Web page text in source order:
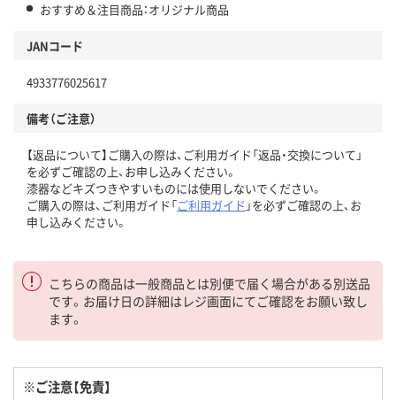
おすすめ＆注目商品：オリジナル商品
JANコード
4933776025617
備考（ご注意）
【返品について】ご購入の際は、ご利用ガイド「返品・交換について」
を必ずご確認の上、お申し込みください。
漆器などキズつきやすいものには使用しないでください。
ご購入の際は、ご利用ガイド「ご利用ガイド 」を必ずご確認の上、お
申し込みください。
こちらの商品は一般商品とは別便で届く場合がある別送品
です。お届け日の詳細はレジ画面にてご確認をお願い致し
ます。
※ご注意【免責】